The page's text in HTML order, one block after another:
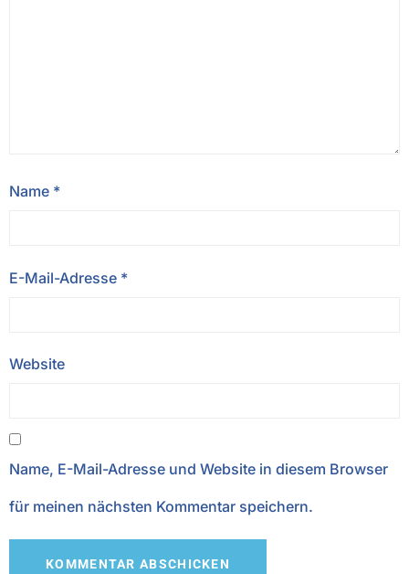
Name *
E-Mail-Adresse *
Website
Name, E-Mail-Adresse und Website in diesem Browser
für meinen nächsten Kommentar speichern.